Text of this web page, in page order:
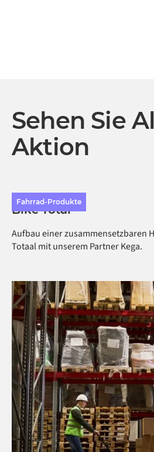
Sehen Sie
Aktion
Fahrrad-Produkte
Bike Total
Aufbau einer zusammensetzbaren
Totaal mit unserem Partner Kega.